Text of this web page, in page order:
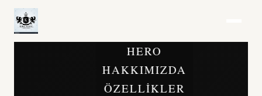
HERO
HAKKIMIZDA
ÖZELLIKLER